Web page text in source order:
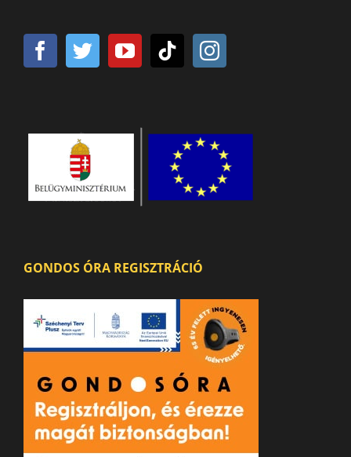
GONDOS ÓRA REGISZTRÁCIÓ